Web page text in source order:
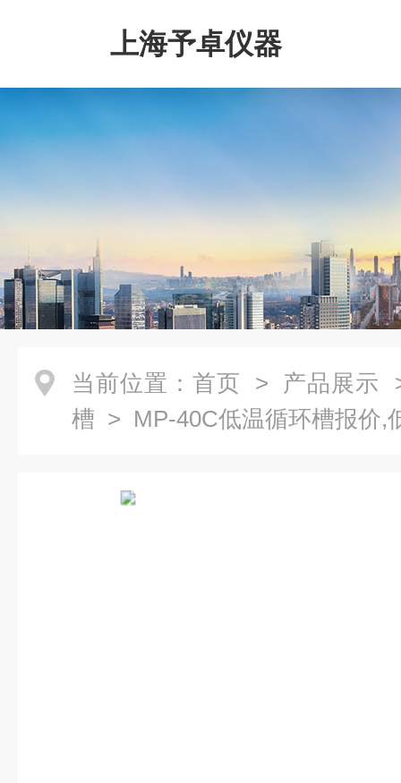
上海予卓仪器
当前位置： 首页 > 产品展示
槽 > MP-40C低温循环槽报价,